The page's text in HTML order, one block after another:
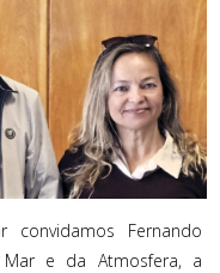
Fernando
e da Atmosfera, a